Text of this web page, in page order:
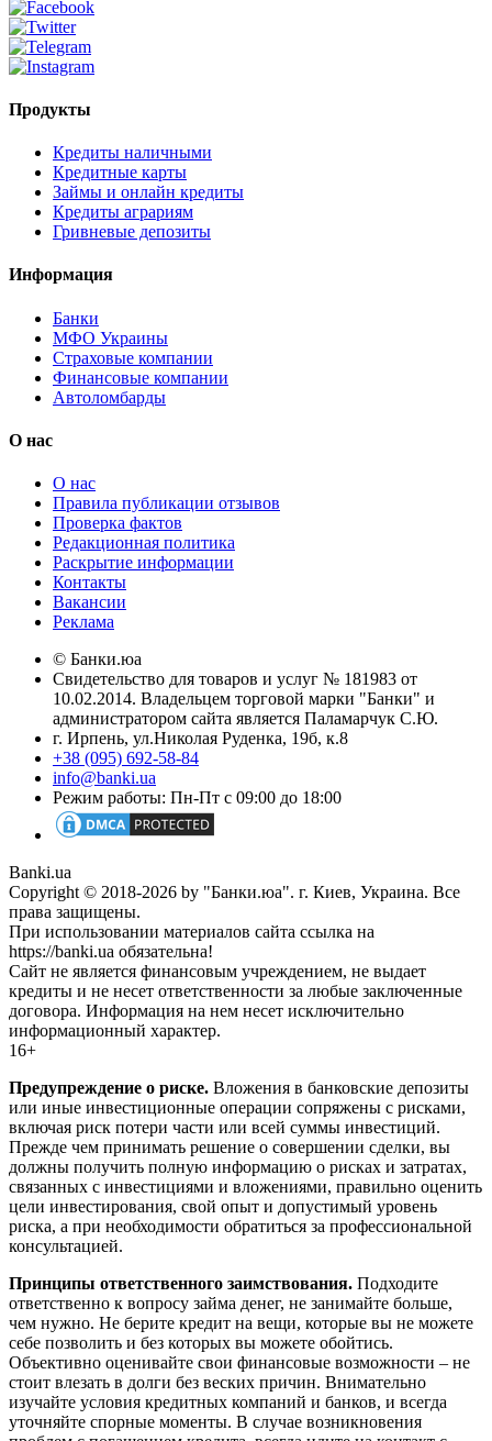
Продукты
Кредиты наличными
Кредитные карты
Займы и онлайн кредиты
Кредиты аграриям
Гривневые депозиты
Информация
Банки
МФО Украины
Страховые компании
Финансовые компании
Автоломбарды
О нас
О нас
Правила публикации отзывов
Проверка фактов
Редакционная политика
Раскрытие информации
Контакты
Вакансии
Реклама
© Банки.юа
Свидетельство для товаров и услуг № 181983 от
10.02.2014. Владельцем торговой марки "Банки" и
администратором сайта является Паламарчук С.Ю.
г. Ирпень, ул.Николая Руденка, 19б, к.8
+38 (095) 692-58-84
info@banki.ua
Режим работы: Пн-Пт с 09:00 до 18:00
Banki.ua
Copyright © 2018-2026 by "Банки.юа". г. Киев, Украина. Все
права защищены.
При использовании материалов сайта ссылка на
https://banki.ua обязательна!
Сайт не является финансовым учреждением, не выдает
кредиты и не несет ответственности за любые заключенные
договора. Информация на нем несет исключительно
информационный характер.
16+
Предупреждение о риске. Вложения в банковские депозиты
или иные инвестиционные операции сопряжены с рисками,
включая риск потери части или всей суммы инвестиций.
Прежде чем принимать решение о совершении сделки, вы
должны получить полную информацию о рисках и затратах,
связанных с инвестициями и вложениями, правильно оценить
цели инвестирования, свой опыт и допустимый уровень
риска, а при необходимости обратиться за профессиональной
консультацией.
Принципы ответственного заимствования. Подходите
ответственно к вопросу займа денег, не занимайте больше,
чем нужно. Не берите кредит на вещи, которые вы не можете
себе позволить и без которых вы можете обойтись.
Объективно оценивайте свои финансовые возможности – не
стоит влезать в долги без веских причин. Внимательно
изучайте условия кредитных компаний и банков, и всегда
уточняйте спорные моменты. В случае возникновения